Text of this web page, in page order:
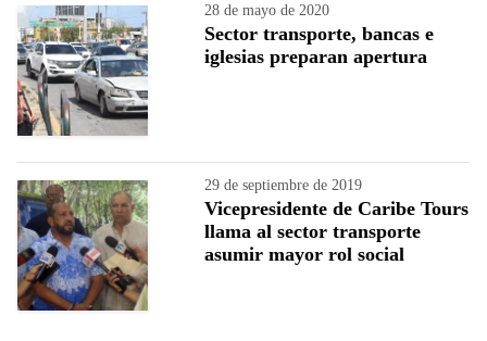
28 de mayo de 2020
Sector transporte, bancas e
iglesias preparan apertura
29 de septiembre de 2019
Vicepresidente de Caribe Tours
llama al sector transporte
asumir mayor rol social